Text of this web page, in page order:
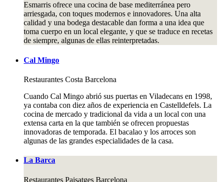
Esmarris ofrece una cocina de base mediterránea pero
arriesgada, con toques modernos e innovadores. Una alta
calidad y una bodega destacable dan forma a una idea que
toma cuerpo en un local elegante, y que se traduce en recetas
de siempre, algunas de ellas reinterpretadas.
Cal Mingo
Restaurantes Costa Barcelona
Cuando Cal Mingo abrió sus puertas en Viladecans en 1998,
ya contaba con diez años de experiencia en Castelldefels. La
cocina de mercado y tradicional da vida a un local con una
extensa carta en la que también se ofrecen propuestas
innovadoras de temporada. El bacalao y los arroces son
algunas de las grandes especialidades de la casa.
La Barca
Restaurantes Paisatges Barcelona